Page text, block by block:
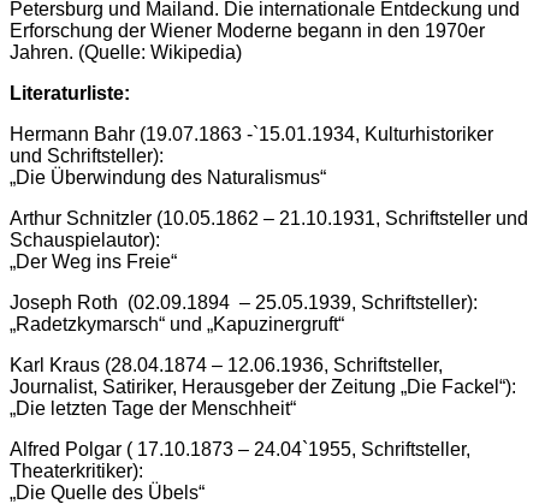
Petersburg und Mailand. Die internationale Entdeckung und
Erforschung der Wiener Moderne begann in den 1970er
Jahren. (Quelle: Wikipedia)
Literaturliste:
Hermann Bahr (19.07.1863 -`15.01.1934, Kulturhistoriker
und Schriftsteller):
„Die Überwindung des Naturalismus“
Arthur Schnitzler (10.05.1862 – 21.10.1931, Schriftsteller und
Schauspielautor):
„Der Weg ins Freie“
Joseph Roth (02.09.1894 – 25.05.1939, Schriftsteller):
„Radetzkymarsch“ und „Kapuzinergruft“
Karl Kraus (28.04.1874 – 12.06.1936, Schriftsteller,
Journalist, Satiriker, Herausgeber der Zeitung „Die Fackel“):
„Die letzten Tage der Menschheit“
Alfred Polgar ( 17.10.1873 – 24.04`1955, Schriftsteller,
Theaterkritiker):
„Die Quelle des Übels“